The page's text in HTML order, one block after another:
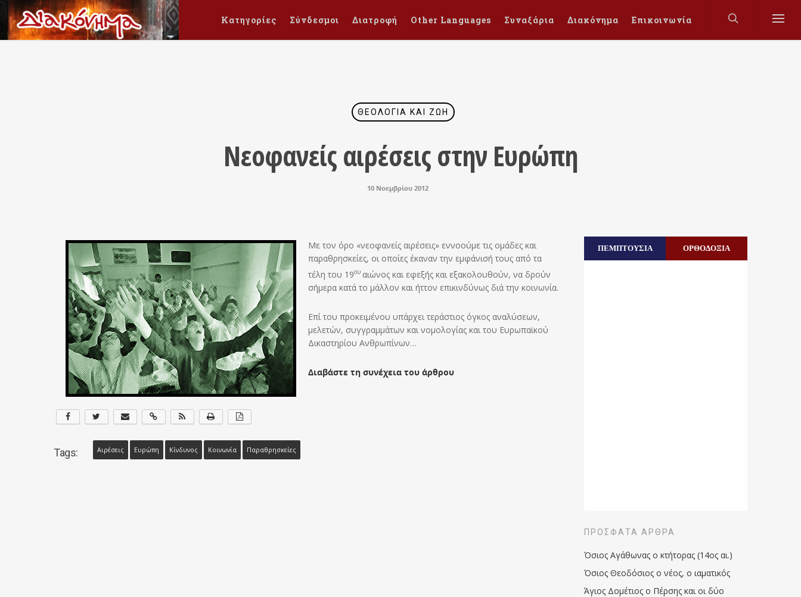
Κατηγορίες Σύνδεσμοι Διατροφή Other Languages Συναξάρια Διακόνημα Επικοινωνία
ΘΕΟΛΟΓΊΑ ΚΑΙ ΖΩΉ
Νεοφανείς αιρέσεις στην Ευρώπη
10 Νοεμβρίου 2012
Με τον όρο «νεοφανείς αιρέσεις» εννοούμε τις ομάδες και
παραθρησκείες, οι οποίες έκαναν την εμφάνισή τους από τα
τέλη του 19ου αιώνος και εφεξής και εξακολουθούν, να δρούν
σήμερα κατά το μάλλον και ήττον επικινδύνως διά την κοινωνία.
Επί του προκειμένου υπάρχει τεράστιος όγκος αναλύσεων,
μελετών, συγγραμμάτων και νομολογίας και του Ευρωπαϊκού
Δικαστηρίου Ανθρωπίνων…
Διαβάστε τη συνέχεια του άρθρου
Tags: Αιρέσεις Ευρώπη Κίνδυνος Κοινωνία Παραθρησκείες
ΠΕΜΠΤΟΥΣΙΑ ΟΡΘΟΔΟΞΙΑ
ΠΡΌΣΦΑΤΑ ΆΡΘΡΑ
Όσιος Αγάθωνας ο κτήτορας (14ος αι.)
Όσιος Θεοδόσιος ο νέος, ο ιαματικός
Άγιος Δομέτιος ο Πέρσης και οι δύο